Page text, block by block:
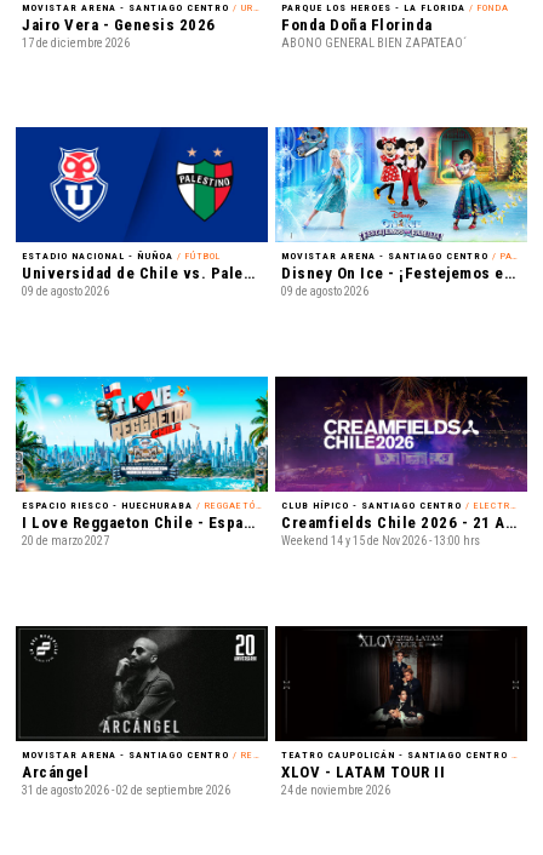
MOVISTAR ARENA - SANTIAGO CENTRO / URBANO
Jairo Vera - Genesis 2026
17 de diciembre 2026
PARQUE LOS HEROES - LA FLORIDA / FONDA
Fonda Doña Florinda
ABONO GENERAL BIEN ZAPATEAO´
ESTADIO NACIONAL - ÑUÑOA / FÚTBOL
Universidad de Chile vs. Palestino - Liga de Primera Mercado Libre - Fecha 18
09 de agosto 2026
MOVISTAR ARENA - SANTIAGO CENTRO / PATINAJE EN HIELO
Disney On Ice - ¡Festejemos en Familia!
09 de agosto 2026
ESPACIO RIESCO - HUECHURABA / REGGAETÓN
I Love Reggaeton Chile - Espacio Riesco 2027
20 de marzo 2027
CLUB HÍPICO - SANTIAGO CENTRO / ELECTRÓNICA
Creamfields Chile 2026 - 21 Años
Weekend 14 y 15 de Nov 2026 - 13:00 hrs
MOVISTAR ARENA - SANTIAGO CENTRO / REGGAETÓN
Arcángel
31 de agosto 2026 - 02 de septiembre 2026
TEATRO CAUPOLICÁN - SANTIAGO CENTRO
XLOV - LATAM TOUR II
24 de noviembre 2026